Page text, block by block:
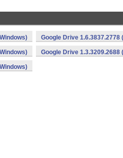
Google Drive 1.6.3837.2778
Google Drive 1.3.3209.2688